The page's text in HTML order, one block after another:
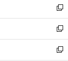
く
で
開
く
ド
ウ
で
開
く
ィ
ン
ド
ウ
で
い
ウ
ィ
ン
ド
新
し
い
ウ
ィ
新
し
い
新